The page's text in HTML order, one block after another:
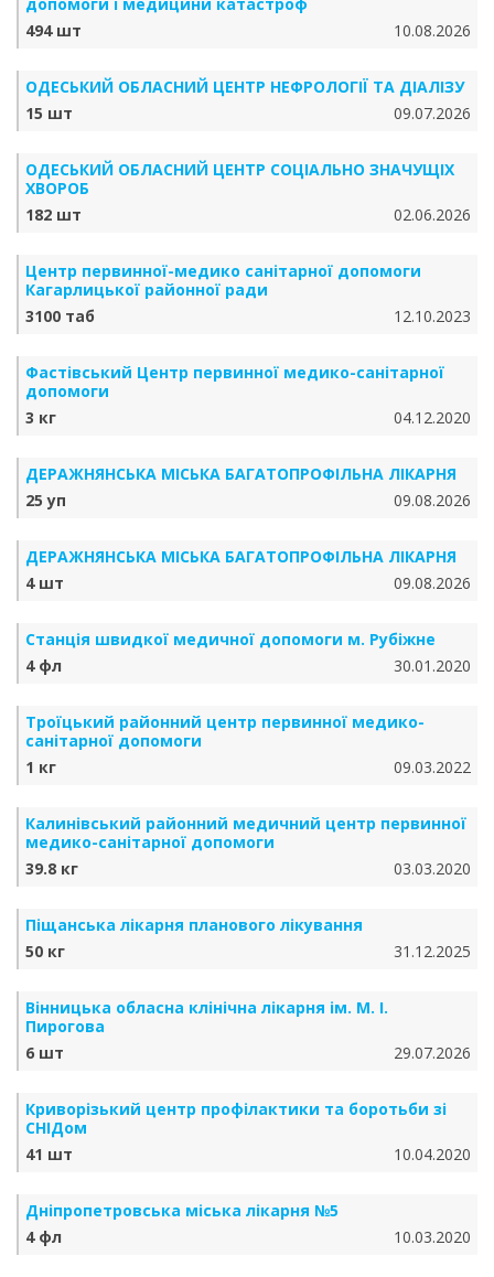
494 шт
10.08.2026
ОДЕСЬКИЙ ОБЛАСНИЙ ЦЕНТР НЕФРОЛОГІЇ ТА ДІАЛІЗУ
15 шт
09.07.2026
ОДЕСЬКИЙ ОБЛАСНИЙ ЦЕНТР СОЦІАЛЬНО ЗНАЧУЩІХ
ХВОРОБ
182 шт
02.06.2026
Центр первинної-медико санітарної допомоги
Кагарлицької районної ради
3100 таб
12.10.2023
Фастівський Центр первинної медико-санітарної
допомоги
3 кг
04.12.2020
ДЕРАЖНЯНСЬКА МІСЬКА БАГАТОПРОФІЛЬНА ЛІКАРНЯ
25 уп
09.08.2026
ДЕРАЖНЯНСЬКА МІСЬКА БАГАТОПРОФІЛЬНА ЛІКАРНЯ
4 шт
09.08.2026
Станція швидкої медичної допомоги м. Рубіжне
4 фл
30.01.2020
Троїцький районний центр первинної медико-
санітарної допомоги
1 кг
09.03.2022
Калинівський районний медичний центр первинної
медико-санітарної допомоги
39.8 кг
03.03.2020
Піщанська лікарня планового лікування
50 кг
31.12.2025
Вінницька обласна клінічна лікарня ім. М. І.
Пирогова
6 шт
29.07.2026
Криворізький центр профілактики та боротьби зі
СНІДом
41 шт
10.04.2020
Дніпропетровська міська лікарня №5
4 фл
10.03.2020